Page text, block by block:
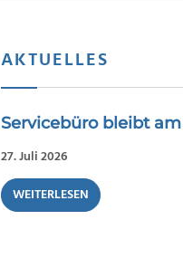
AKTUELLES
Servicebüro bleibt am
27. Juli 2026
WEITERLESEN